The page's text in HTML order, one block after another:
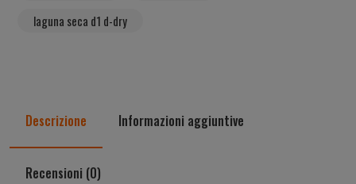
laguna seca d1 d-dry
Descrizione Informazioni aggiuntive
Recensioni (0)